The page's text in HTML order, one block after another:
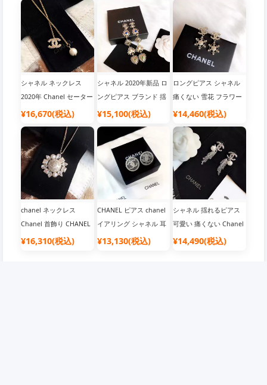
愛用 綺麗 Chanel
シャネル ネックレス
2020年 Chanel セーター
チェーン CHANEL ペン
パール 真珠 シルバー
925 調整可能 女性愛用
アクセサリー
¥16,670(税込)
シャネル 2020年新品 ロ
ングピアス ブランド 揺
れる chanel ピアス
CHANEL 耳飾り 宮廷風
豪華 ラインストーン付
き フラワー キラキラ 華
やか きれい ギフト プレ
ゼント 新発売 人気アイ
テム アクセサリー
¥15,100(税込)
ロングピアス シャネル
痛くない 雪花 フラワー
CHANEL ピアス chanel
インストーン スノーフ
レーク形 定番的 ユニー
ク 耳飾り Chanel CCマ
ーク 優雅 エレガント あ
わせ易い 女性愛用 レデ
ィースアクセサリー
¥14,460(税込)
chanel ネックレス
Chanel 首飾り CHANEL
ペンダント ひまわり 鎖
¥16,310(税込)
CHANEL ピアス chanel
イアリング シャネル 耳
飾り CCマーク 網 丸形
¥13,130(税込)
シャネル 揺れるピアス
可愛い 痛くない Chanel
イヤリング ラインスト
¥14,490(税込)